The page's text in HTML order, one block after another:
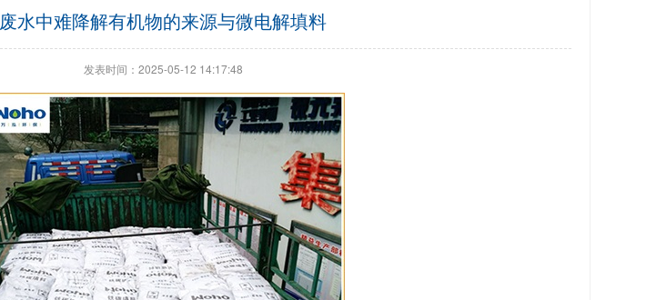
废水中难降解有机物的来源与微电解填料
发表时间：2025-05-12 14:17:48